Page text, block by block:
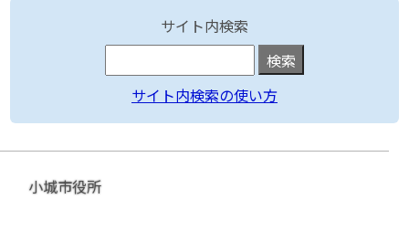
サイト内検索
サイト内検索の使い方
小城市役所